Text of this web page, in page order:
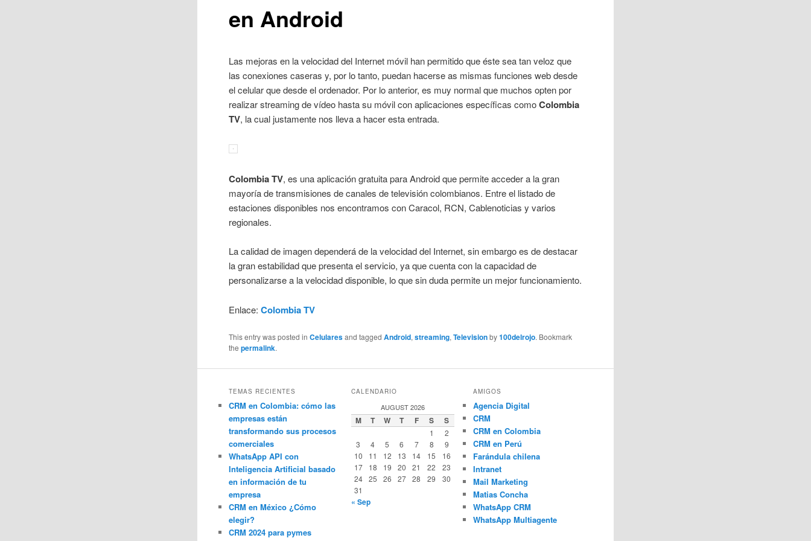
en Android
Las mejoras en la velocidad del Internet móvil han permitido que éste sea tan veloz que
las conexiones caseras y, por lo tanto, puedan hacerse as mismas funciones web desde
el celular que desde el ordenador. Por lo anterior, es muy normal que muchos opten por
realizar streaming de vídeo hasta su móvil con aplicaciones específicas comoColombia
TV, la cual justamente nos lleva a hacer esta entrada.
Colombia TV, es una aplicación gratuita para Android que permite acceder a la gran
mayoría de transmisiones de canales de televisión colombianos. Entre el listado de
estaciones disponibles nos encontramos con Caracol, RCN, Cablenoticias y varios
regionales.
La calidad de imagen dependerá de la velocidad del Internet, sin embargo es de destacar
la gran estabilidad que presenta el servicio, ya que cuenta con la capacidad de
personalizarse a la velocidad disponible, lo que sin duda permite un mejor funcionamiento.
Enlace:Colombia TV
This entry was posted inCelularesand taggedAndroid,streaming,Televisionby100delrojo. Bookmark
thepermalink.
TEMAS RECIENTES
CRM en Colombia: cómo las
empresas están
transformando sus procesos
comerciales
WhatsApp API con
Inteligencia Artificial basado
en información de tu
empresa
CRM en México ¿Cómo
elegir?
CRM 2024 para pymes
CALENDARIO
AUGUST 2026
M T W T F S S
1
2
3
4 5 6 7 8
9
10
11 12 13 14 15
16
17
18 19 20 21 22
23
24
25 26 27 28 29
30
31
« Sep
AMIGOS
Agencia Digital
CRM
CRM en Colombia
CRM en Perú
Farándula chilena
Intranet
Mail Marketing
Matias Concha
WhatsApp CRM
WhatsApp Multiagente